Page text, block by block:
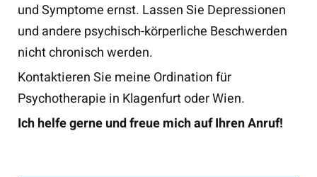
und Symptome ernst. Lassen Sie Depressionen
und andere psychisch-körperliche Beschwerden
nicht chronisch werden.
Kontaktieren Sie meine Ordination für
Psychotherapie in Klagenfurt oder Wien.
Ich helfe gerne und freue mich auf Ihren Anruf!